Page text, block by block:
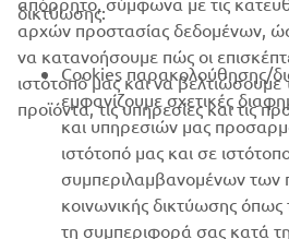
B2B
ΠΕΡΙΣΣΌΤΕΡΑ YAMAHA
SUPPORT
αρχών προστασίας δεδομένων,
να κατανοήσουμε πώς οι
ιστότοπό μας και να βελτιώσουμε
προϊόντα, τις υπηρεσίες και τις
δικτύωσης:
Cookies παρακολούθησης/
εμφανίζουμε σχετικές
και υπηρεσιών μας
ιστότοπό μας και σε
συμπεριλαμβανομένων
κοινωνικής δικτύωσης
τη συμπεριφορά σας κατά